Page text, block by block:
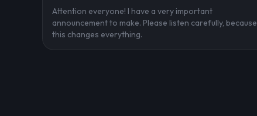
Attention everyone! I have a very important
announcement to make. Please listen carefully, because
this changes everything.